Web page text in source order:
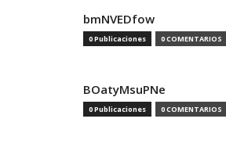
bmNVEDfow
0 Publicaciones 0 COMENTARIOS
BOatyMsuPNe
0 Publicaciones 0 COMENTARIOS